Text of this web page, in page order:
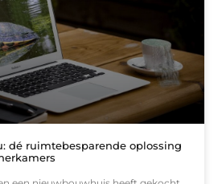
dé ruimtebesparende oplossing